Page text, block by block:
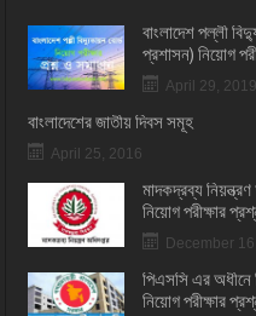
বাংলাদেশ পল্লী
প্রশাসন) নিয়োগ
April 29, 2019
বাংলাদেশের জাতীয় দিবস সমূহ
April 25, 2016
মাদকদ্রব্য
নিয়োগ পরীক্ষার
December
পিএসসি এর অধীনে
নিয়োগ পরীক্ষার